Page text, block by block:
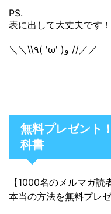
PS.
表に出して大丈夫です！
＼＼\\٩( 'ω' )و //／／
無料プレゼント
科書
【1000名のメルマガ読
本当の方法を無料プレ